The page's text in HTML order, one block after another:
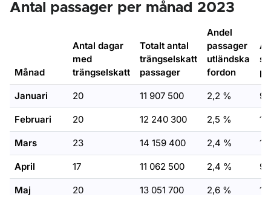
Antal passager per månad 2023
Månad
Antal dagar
med
trängselskatt
Totalt antal
trängselskatt
passager
Andel
passager
utländska
fordon
Januari 20 11 907 500 2,2 % 9
Februari 20 12 240 300 2,5 %
Mars 23 14 159 400 2,4 %
April 17 11 062 500 2,4 % 9
Maj 20 13 051 700 2,6 %